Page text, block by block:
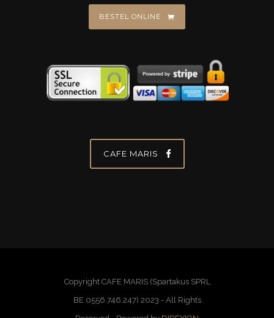
BESTEL ONLINE
CAFE MARIS
Copyright CAFE MARIS (Spartakus SPRL
BE 0556.746.247) 2023 - All Rights